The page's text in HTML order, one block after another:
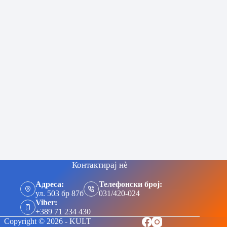
Контактирај нè
Адреса:
ул. 503 бр 87б
Телефонски број:
031/420-024
Viber:
+389 71 234 430
Copyright © 2026 - KULT